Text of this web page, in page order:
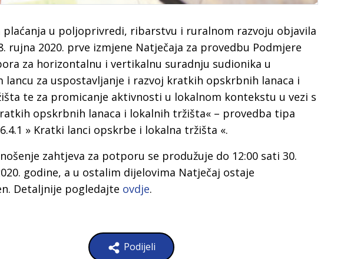
plaćanja u poljoprivredi, ribarstvu i ruralnom razvoju objavila
rujna 2020. prve izmjene Natječaja za provedbu Podmjere
za horizontalnu i vertikalnu suradnju sudionika u
lancu za uspostavljanje i razvoj kratkih opskrbnih lanaca i
te za promicanje aktivnosti u lokalnom kontekstu u vezi s
opskrbnih lanaca i lokalnih tržišta« – provedba tipa
» Kratki lanci opskrbe i lokalna tržišta «.
zahtjeva za potporu se produžuje do 12:00 sati 30.
godine, a u ostalim dijelovima Natječaj ostaje
Detaljnije pogledajte ovdje.
Podijeli